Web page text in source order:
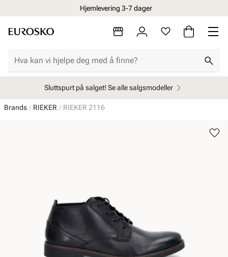
Hjemlevering 3-7 dager
Sluttspurt på salget! Se alle salgsmodeller
Brands RIEKER RIEKER 2116